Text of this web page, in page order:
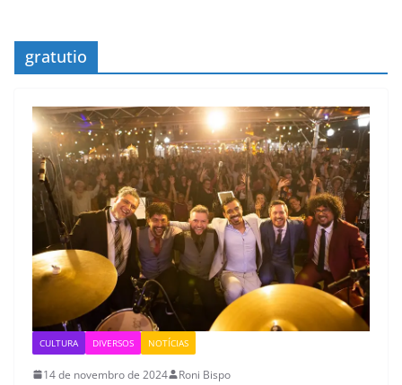
gratutio
CULTURA DIVERSOS NOTÍCIAS
14 de novembro de 2024 Roni Bispo